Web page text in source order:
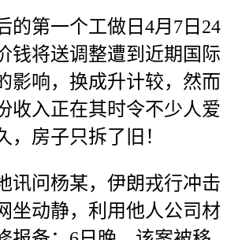
第一个工做日4月7日24
钱将送调整遭到近期国际
影响，换成升计较，然而
收入正在其时令不少人爱
，房子只拆了旧！
问杨某，伊朗戎行冲击
坐动静，利用他人公司材